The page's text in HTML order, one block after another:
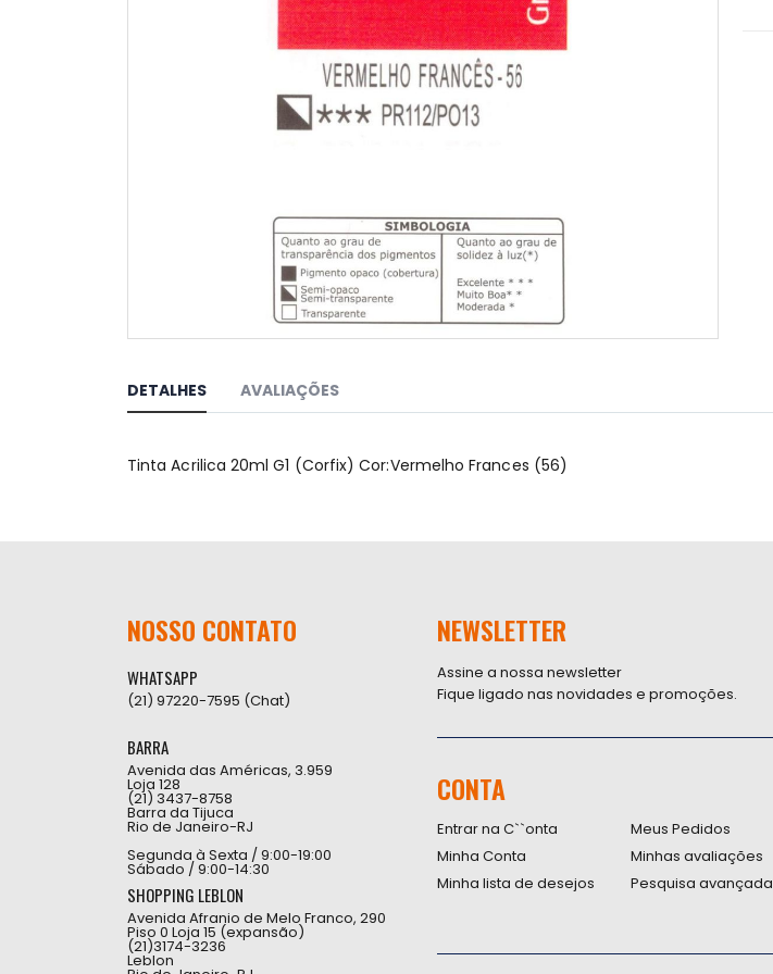
o
início
de
DETALHES
Tinta Acrilica 20ml G1 (Corfix) Cor:Vermelho Frances (56)
AVALIAÇÕES
NOSSO CONTATO
WHATSAPP
(21) 97220-7595 (Chat)
BARRA
Avenida das Américas, 3.959
Loja 128
(21) 3437-8758
Barra da Tijuca
Rio de Janeiro-RJ
Segunda à Sexta / 9:00-19:00
Sábado / 9:00-14:30
SHOPPING LEBLON
Avenida Afranio de Melo Franco, 290
Piso 0 Loja 15 (expansão)
(21)3174-3236
Leblon
NEWSLETTER
Assine a nossa newsletter
Fique ligado nas novidades e promoções.
CONTA
Entrar na C``onta
Minha Conta
Minha lista de desejos
Meus Pedidos
Minhas avaliações
Pesquisa avançada